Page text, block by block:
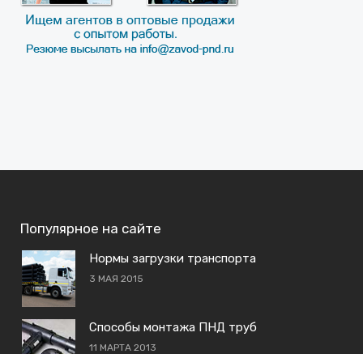
Популярное на сайте
Нормы загрузки транспорта
3 МАЯ 2015
Способы монтажа ПНД труб
11 МАРТА 2013